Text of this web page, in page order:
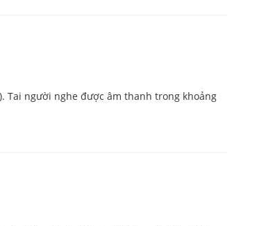
Tai người nghe được âm thanh trong khoảng